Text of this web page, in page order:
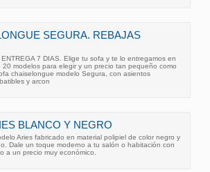
SEGURA. REBAJAS
7 DIAS. Elige tu sofa y te lo entregamos en
20 modelos para elegir y un precio tan pequeño como
chaiselongue modelo Segura, con asientos
y arcon
BLANCO Y NEGRO
Aries fabricado en material polipiel de color negro y
Dale un toque moderno a tu salón o habitación con
a un precio muy económico.